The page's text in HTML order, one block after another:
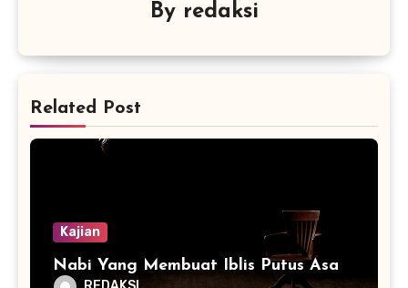
By redaksi
Related Post
Kajian
Nabi Yang Membuat Iblis Putus Asa